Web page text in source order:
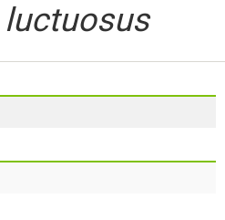
luctuosus